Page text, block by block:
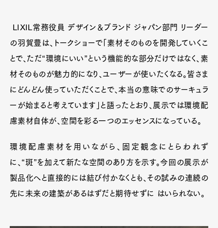
LIXIL常務役員 デザイン＆ブランド ジャパン部門 リーダー
の羽賀豊は、トークショーで「素材そのものを開発していくこ
とで、ただ“環境にいい”という機能的な部分だけではなく、素
材そのものが魅力的になり、ユーザーが使いたくなる。皆さま
にどんどん使っていただくことで、本当の意味でのサーキュラ
ーが始まると考えています」と語ったとおり、展示では環境配
慮素材自体が、空間を彩る一つのエッセンスになっている。
環境配慮素材を用いながら、固定観念にとらわれず
に、“斑”を加えて新たな空間のあり方を示す。今回の展示が
製品化へと直接的には結び付かなくとも、その試みの連続の
先に未来の建築があるはずだと期待せずに はいられない。